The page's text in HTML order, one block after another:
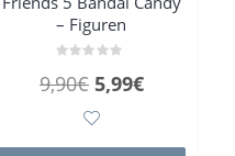
– Figuren
mit
9,90€ Ursprünglicher
Preis
war:
5,99€Aktueller
ist:
Dieses